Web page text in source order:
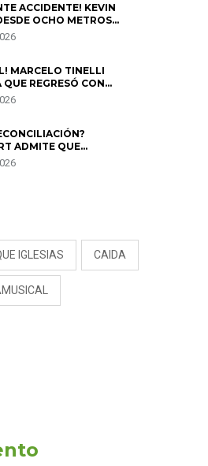
ACCIDENTE! KEVIN
OCHO METROS
GUERRA” Y GENERA
MARCELO TINELLI
REGRESÓ CON
“EL AMOR
ADMITE QUE
CON KORINA
“NO LE CERRARÍA
IGLESIAS CAIDA